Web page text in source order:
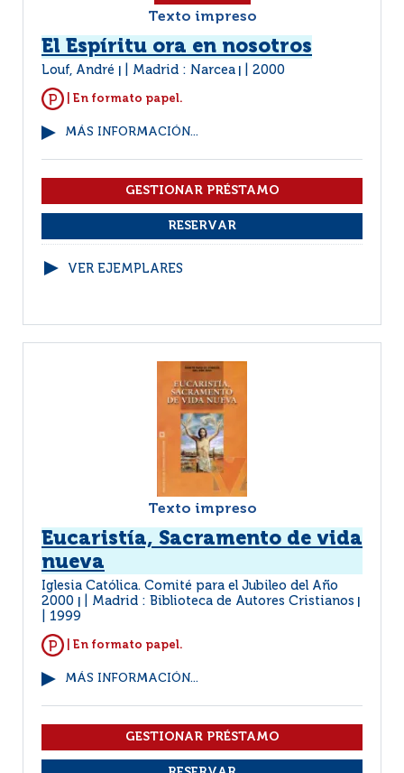
Texto impreso
El Espíritu ora en nosotros
Louf, André Madrid : Narcea 2000
| En formato papel.
MÁS INFORMACIÓN...
VER EJEMPLARES
Texto impreso
Eucaristía, Sacramento de vida
nueva
Iglesia Católica. Comité para el Jubileo del Año
2000
Madrid : Biblioteca de Autores Cristianos
1999
| En formato papel.
MÁS INFORMACIÓN...